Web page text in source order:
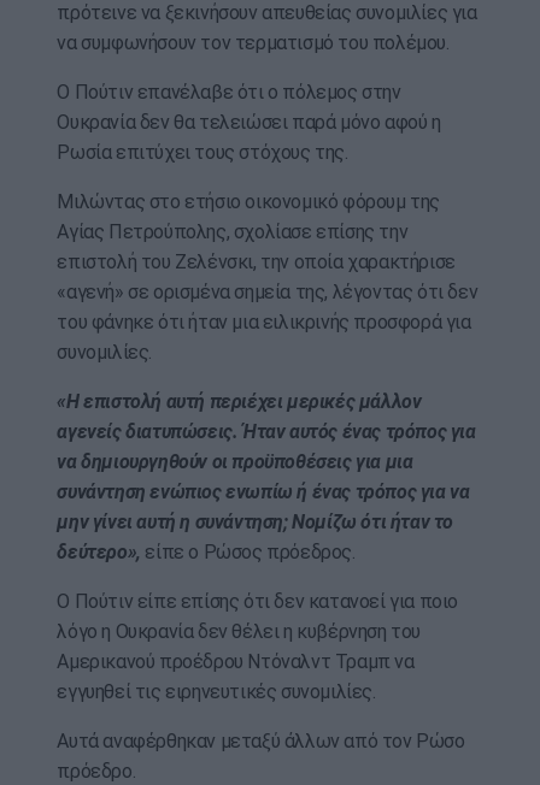
πρότεινε να ξεκινήσουν απευθείας συνομιλίες για
να συμφωνήσουν τον τερματισμό του πολέμου.
Ο Πούτιν επανέλαβε ότι ο πόλεμος στην
Ουκρανία δεν θα τελειώσει παρά μόνο αφού η
Ρωσία επιτύχει τους στόχους της.
Μιλώντας στο ετήσιο οικονομικό φόρουμ της
Αγίας Πετρούπολης, σχολίασε επίσης την
επιστολή του Ζελένσκι, την οποία χαρακτήρισε
«αγενή» σε ορισμένα σημεία της, λέγοντας ότι δεν
του φάνηκε ότι ήταν μια ειλικρινής προσφορά για
συνομιλίες.
«Η επιστολή αυτή περιέχει μερικές μάλλον
αγενείς διατυπώσεις. Ήταν αυτός ένας τρόπος για
να δημιουργηθούν οι προϋποθέσεις για μια
συνάντηση ενώπιος ενωπίω ή ένας τρόπος για να
μην γίνει αυτή η συνάντηση; Νομίζω ότι ήταν το
δεύτερο», είπε ο Ρώσος πρόεδρος.
Ο Πούτιν είπε επίσης ότι δεν κατανοεί για ποιο
λόγο η Ουκρανία δεν θέλει η κυβέρνηση του
Αμερικανού προέδρου Ντόναλντ Τραμπ να
εγγυηθεί τις ειρηνευτικές συνομιλίες.
Αυτά αναφέρθηκαν μεταξύ άλλων από τον Ρώσο
πρόεδρο.